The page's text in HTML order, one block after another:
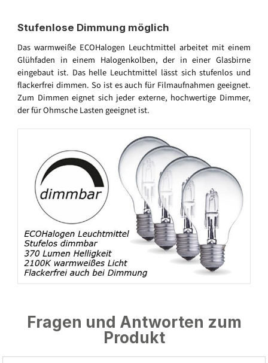
Stufenlose Dimmung möglich
Das warmweiße ECOHalogen Leuchtmittel arbeitet mit einem
Glühfaden in einem Halogenkolben, der in einer Glasbirne
eingebaut ist. Das helle Leuchtmittel lässt sich stufenlos und
flackerfrei dimmen. So ist es auch für Filmaufnahmen geeignet.
Zum Dimmen eignet sich jeder externe, hochwertige Dimmer,
der für Ohmsche Lasten geeignet ist.
Fragen und Antworten zum
Produkt